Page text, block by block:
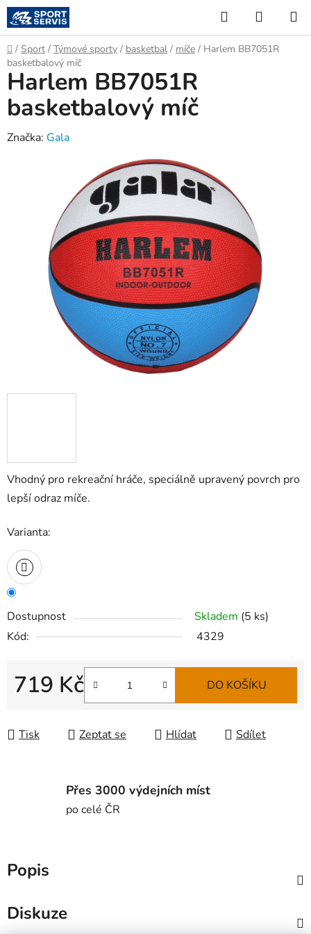
Přejít
na
obsah
Hledat
KOŠÍK
Domů
/ Sport / Týmové sporty / basketbal / míče / Harlem BB7051R
basketbalový míč
Vhodný pro rekreační hráče, speciálně upravený povrch pro
lepší odraz míče.
Varianta:
Dostupnost Skladem (5 ks)
Kód:
4329
719 Kč DO KOŠÍKU
Tisk Zeptat se Hlídat Sdílet
Harlem BB7051R
basketbalový míč
Značka: Gala
Přes 3000 výdejních míst
po celé ČR
Popis
Diskuze